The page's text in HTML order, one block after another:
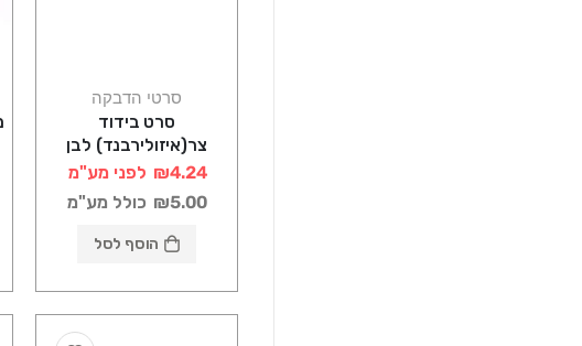
סרטי הדבקה
סרט בידוד
צר(איזולירבנד) לבן
₪4.24 לפני מע"מ
₪5.00 כולל מע"מ
הוסף לסל